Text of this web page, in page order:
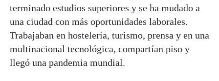
terminado estudios superiores y se ha mudado a
una ciudad con más oportunidades laborales.
Trabajaban en hostelería, turismo, prensa y en una
multinacional tecnológica, compartían piso y
llegó una pandemia mundial.